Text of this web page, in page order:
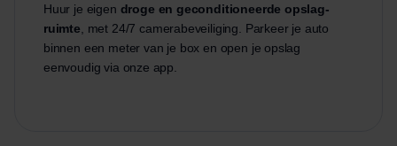
Huur je eigen droge en geconditioneerde opslag-
ruimte , met 24/7 camerabeveiliging. Parkeer je auto
binnen een meter van je box en open je opslag
eenvoudig via onze app.